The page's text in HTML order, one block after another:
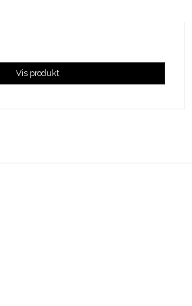
Vis produkt